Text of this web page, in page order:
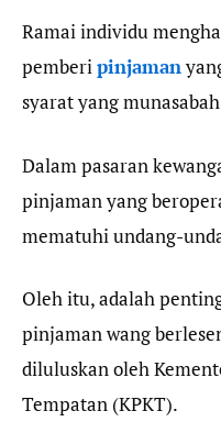
Ramai individu
pemberipinjaman
syarat yang
Dalam pasaran
pinjaman yang
mematuhi undang-
Oleh itu, adalah
pinjaman wang
diluluskan oleh
Tempatan (KPKT).